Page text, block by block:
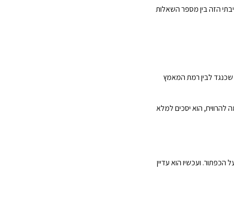
הקשר הסיבתי הזה בין מספר השאלות
לבין רמת המאמץ
הוא יסכים למלא
ועכשיו הוא עדיין